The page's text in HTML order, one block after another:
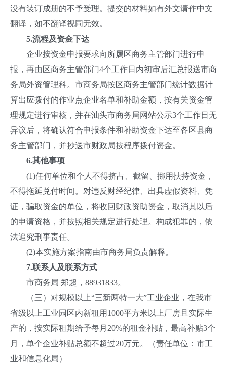
没有装订成册的不予受理。提交的材料如有外文请作中文
翻译，如不翻译视同无效。
5.流程及资金下达
企业按资金申报要求向所属区商务主管部门进行申
报，再由区商务主管部门4个工作日内初审后汇总报送市商
务局外资管理科。市商务局按区商务主管部门统计数据计
算出应拨付的作业点企业名单和补助金额，按有关资金管
理规定进行审核，并在汕头市商务局网站公示3个工作日无
异议后，将确认符合申报条件和补助资金下达至各区县商
务主管部门，并抄送市财政局按程序拨付资金。
6.其他事项
(1)任何单位和个人不得挤占、截留、挪用扶持资金，
不得拖延兑付时间。对违反财经纪律、出具虚假资料、凭
证，骗取资金的单位，将收回财政资助资金，取消其以后
的申请资格，并按照相关规定进行处理。构成犯罪的，依
法追究刑事责任。
(2)本实施方案指南由市商务局负责解释。
7.联系人及联系方式
市商务局 郑超，88931833。
（三）对规模以上“三新两特一大”工业企业，在我市
省级以上工业园区内新租用1000平方米以上厂房且实际生
产的，按实际租期给予每月20%的租金补贴，最高补贴3个
月，单个企业补贴总额不超过20万元。（责任单位：市工
业和信息化局）